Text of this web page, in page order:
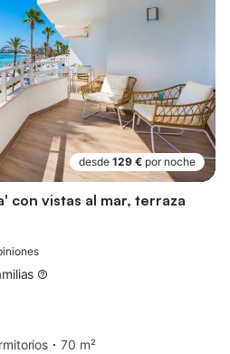
desde 129 € por noche
con vistas al mar, terraza
70 m²